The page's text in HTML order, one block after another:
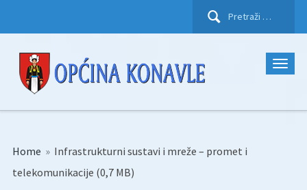
Pretraži:
Home » Infrastrukturni sustavi i mreže – promet i
telekomunikacije (0,7 MB)